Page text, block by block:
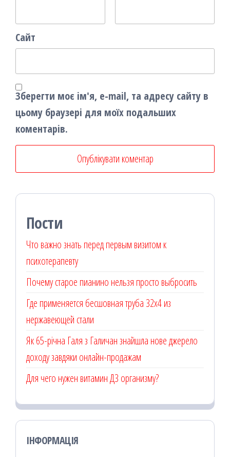
Сайт
Зберегти моє ім'я, e-mail, та адресу сайту в
цьому браузері для моїх подальших
коментарів.
Пости
Что важно знать перед первым визитом к
психотерапевту
Почему старое пианино нельзя просто выбросить
Где применяется бесшовная труба 32х4 из
нержавеющей стали
Як 65-річна Галя з Галичан знайшла нове джерело
доходу завдяки онлайн-продажам
Для чего нужен витамин Д3 организму?
ІНФОРМАЦІЯ